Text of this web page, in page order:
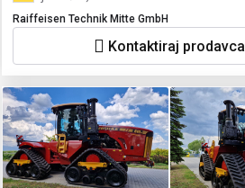
Raiffeisen Technik Mitte GmbH
Kontaktiraj prodavca